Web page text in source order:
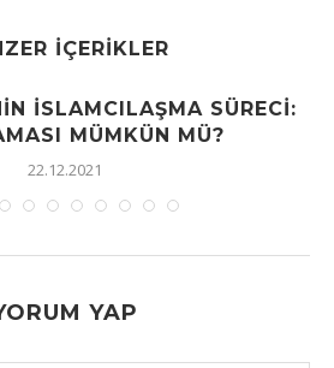
İÇERIKLER
İSLAMCILAŞMA SÜRECI:
MÜMKÜN MÜ?
22.12.2021
YAP